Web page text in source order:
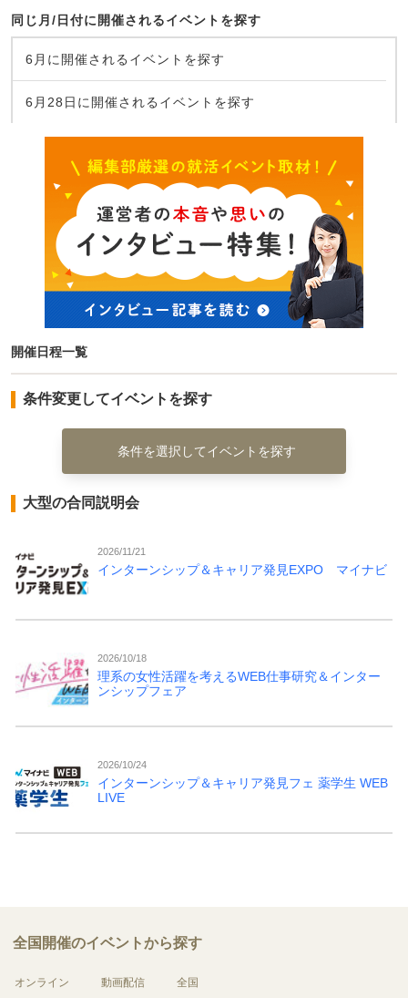
同じ月/日付に開催されるイベントを探す
6月に開催されるイベントを探す
6月28日に開催されるイベントを探す
開催日程一覧
条件変更してイベントを探す
条件を選択してイベントを探す
大型の合同説明会
2026/11/21
インターンシップ＆キャリア発見EXPO マイナビ
2026/10/18
理系の女性活躍を考えるWEB仕事研究＆インター
ンシップフェア
2026/10/24
インターンシップ＆キャリア発見フェ 薬学生 WEB
LIVE
全国開催のイベントから探す
オンライン 動画配信 全国